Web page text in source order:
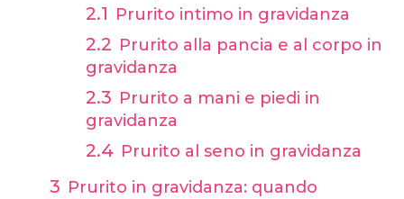
Prurito intimo in gravidanza
Prurito alla pancia e al corpo in
gravidanza
Prurito a mani e piedi in
gravidanza
Prurito al seno in gravidanza
Prurito in gravidanza: quando